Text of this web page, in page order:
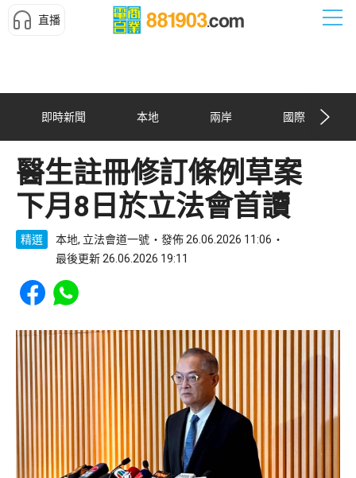
直播
即時新聞 本地 兩岸 國際
醫生註冊修訂條例草案
下月8日於立法會首讀
精選 本地, 立法會道一號
發佈 26.06.2026 11:06
最後更新 26.06.2026 19:11
Share to Facebook
Share to WhatsApp